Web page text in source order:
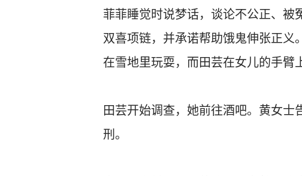
菲菲睡觉时说梦话，谈论不公正、被
双喜项链，并承诺帮助饿鬼伸张正
在雪地里玩耍，而田芸在女儿的手臂
田芸开始调查，她前往酒吧。黄女
刑。